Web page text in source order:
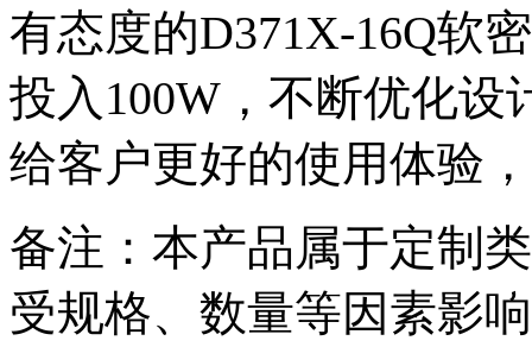
有态度的D371X-16Q软
投入100W，不断优化
给客户更好的使用体验
备注：本产品属于定制
受规格、数量等因素影